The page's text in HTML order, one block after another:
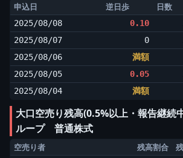
申込日 逆日歩 日数
2025/08/08 0.10
2025/08/07
0
2025/08/06
満額
2025/08/05
0.05
2025/08/04
満額
大口空売り残高(0.5%以上・報告継続
ループ 普通株式
空売り者 残高割合